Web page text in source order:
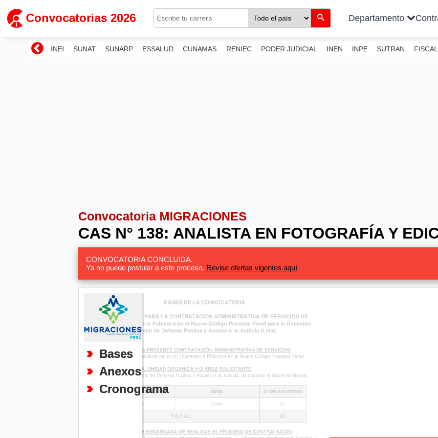
Convocatorias 2026 Departamento
INEI SUNAT SUNARP ESSALUD CUNAMAS RENIEC PODER JUDICIAL INEN INPE SUTRAN
Convocatoria MIGRACIONES
CAS N° 138: ANALISTA EN FOTOGRAFÍA Y
CONVOCATORIA CONCLUIDA.
Ya no puede postular a este proceso. Revise ofertas vigentes aquí
Bases
Anexos
Cronograma